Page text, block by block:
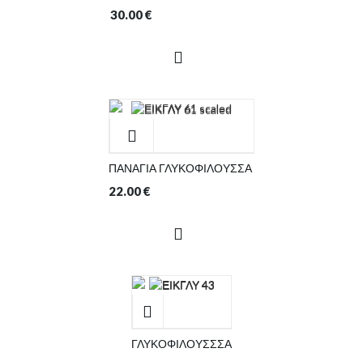
30.00€
ΠΑΝΑΓΙΑ ΓΛΥΚΟΦΙΛΟΥΣΣΑ
22.00€
ΓΛΥΚΟΦΙΛΟΥΣΣΣΑ